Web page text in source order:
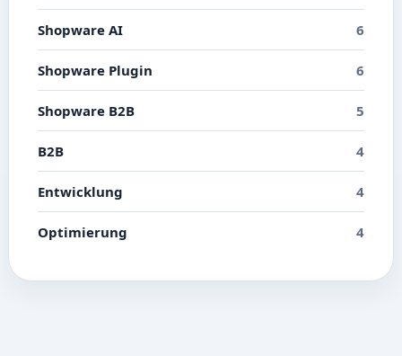
Shopware AI 6
Shopware Plugin 6
Shopware B2B 5
B2B 4
Entwicklung 4
Optimierung 4